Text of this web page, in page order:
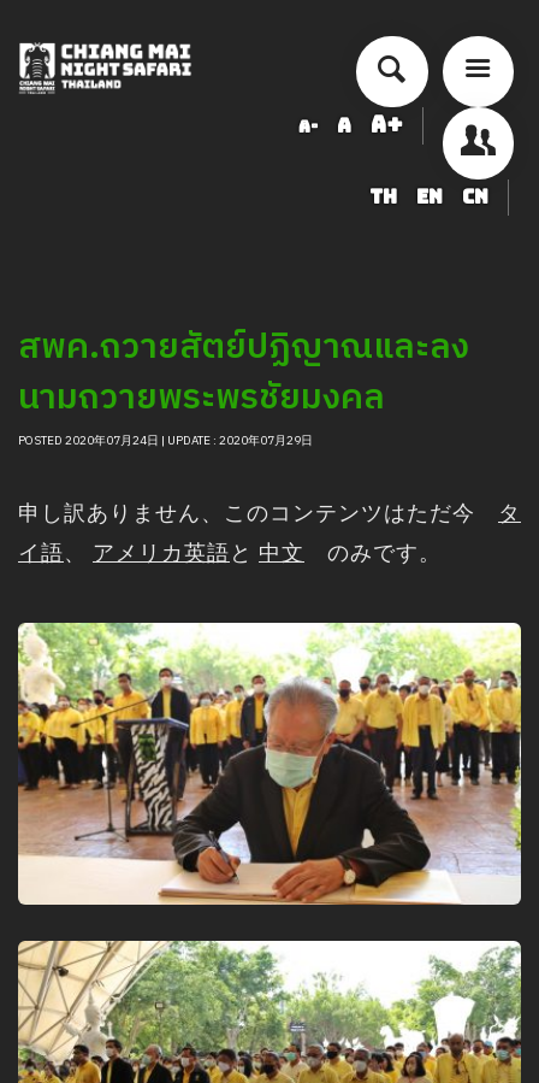
A- A A+
TH EN CN
ール
ข้อมูลสัตว์ในเชียงใหม่ไนท์ซาฟารี
LOGIN
สพค.ถวายสัตย์ปฏิญาณและลง
นามถวายพระพรชัยมงคล
POSTED 2020年07月24日 | UPDATE : 2020年07月29日
申し訳ありません、このコンテンツはただ今 タ
イ語、 アメリカ英語と 中文 のみです。